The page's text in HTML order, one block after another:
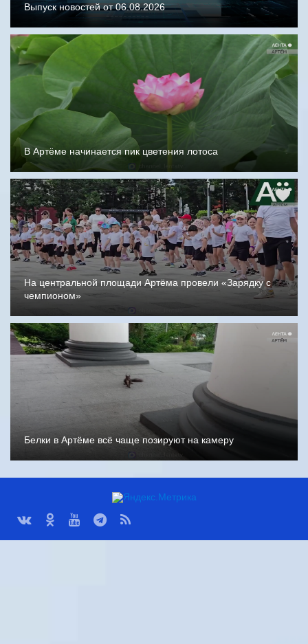
Выпуск новостей от 06.08.2026
В Артёме начинается пик цветения лотоса
На центральной площади Артёма провели «Зарядку с
чемпионом»
Белки в Артёме всё чаще позируют на камеру